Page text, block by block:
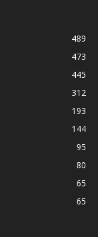
489
473
445
312
193
144
95
80
65
65